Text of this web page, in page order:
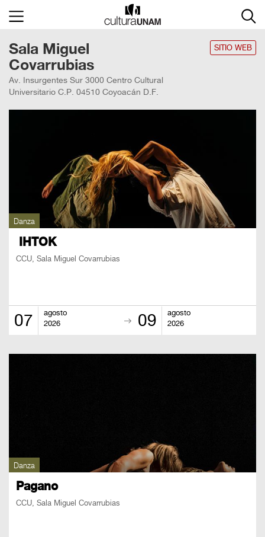
CulturaUNAM
ACTIVIDADES
CULTURALES
PRENSA
RECINTOS
DOCUMENTOS
BOLETOS
Mensual
CulturaCulturaUNAM
Sala Miguel
Covarrubias
Av. Insurgentes Sur 3000 Centro Cultural
Universitario C.P. 04510 Coyoacán D.F.
SITIO WEB
Danza
IHTOK
CCU, Sala Miguel Covarrubias
07
agosto
2026
09
agosto
2026
Danza
Pagano
CCU, Sala Miguel Covarrubias
×